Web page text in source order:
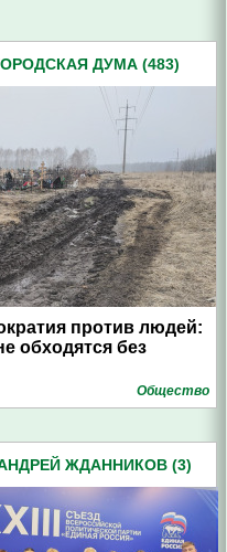
ДУМА (483)
против людей:
обходятся без
Общество
ЖДАННИКОВ (3)